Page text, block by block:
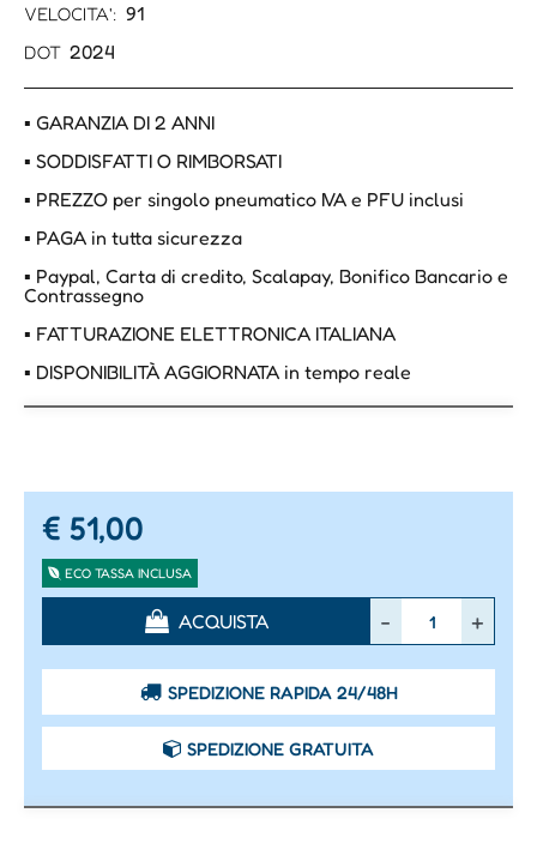
VELOCITA': 91
DOT 2024
▪ GARANZIA DI 2 ANNI
▪ SODDISFATTI O RIMBORSATI
▪ PREZZO per singolo pneumatico IVA e PFU inclusi
▪ PAGA in tutta sicurezza
▪ Paypal, Carta di credito, Scalapay, Bonifico Bancario e
Contrassegno
▪ FATTURAZIONE ELETTRONICA ITALIANA
▪ DISPONIBILITÀ AGGIORNATA in tempo reale
€ 51,00
ECO TASSA INCLUSA
ACQUISTA
SPEDIZIONE RAPIDA 24/48H
SPEDIZIONE GRATUITA